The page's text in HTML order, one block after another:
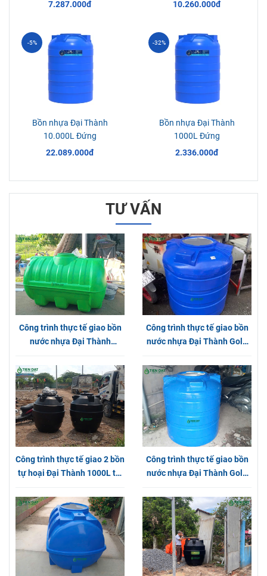
7.287.000đ
10.260.000đ
Bồn nhựa Đại Thành
10.000L Đứng
22.089.000đ
-5%
Bồn nhựa Đại Thành
1000L Đứng
2.336.000đ
-32%
TƯ VẤN
Công trình thực tế giao bồn
nước nhựa Đại Thành
Công trình thực tế giao bồn
nước nhựa Đại Thành Gold
Thạnh Lộc
Công trình thực tế giao 2 bồn
tự hoại Đại Thành 1000L tại
Công trình thực tế giao bồn
nước nhựa Đại Thành Gold